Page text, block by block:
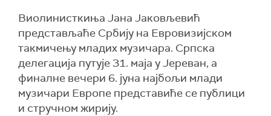
Виолинисткиња Јана Јаковљевић
представљаће Србију на Евровизијском
такмичењу младих музичара. Српска
делегација путује 31. маја у Јереван, а
финалне вечери 6. јуна најбољи млади
музичари Европе представиће се публици
и стручном жирију.